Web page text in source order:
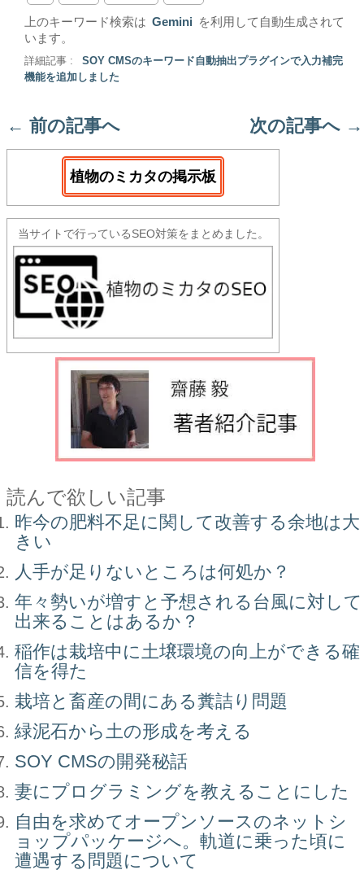
上のキーワード検索は Gemini
を利用して自動生成されて
います。
詳細記事 :
SOY CMSのキーワード自動抽出プラグインで入力補完
機能を追加しました
← 前の記事へ 次の記事へ →
植物のミカタの掲示板
当サイトで行っているSEO対策をまとめました。
読んで欲しい記事
昨今の肥料不足に関して改善する余地は大
きい
人手が足りないところは何処か？
年々勢いが増すと予想される台風に対して
出来ることはあるか？
稲作は栽培中に土壌環境の向上ができる確
信を得た
栽培と畜産の間にある糞詰り問題
緑泥石から土の形成を考える
SOY CMSの開発秘話
妻にプログラミングを教えることにした
自由を求めてオープンソースのネットシ
ョップパッケージへ。軌道に乗った頃に
遭遇する問題について